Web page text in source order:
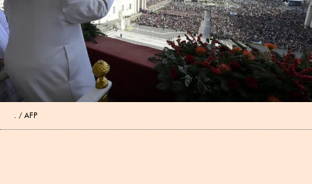
AFP